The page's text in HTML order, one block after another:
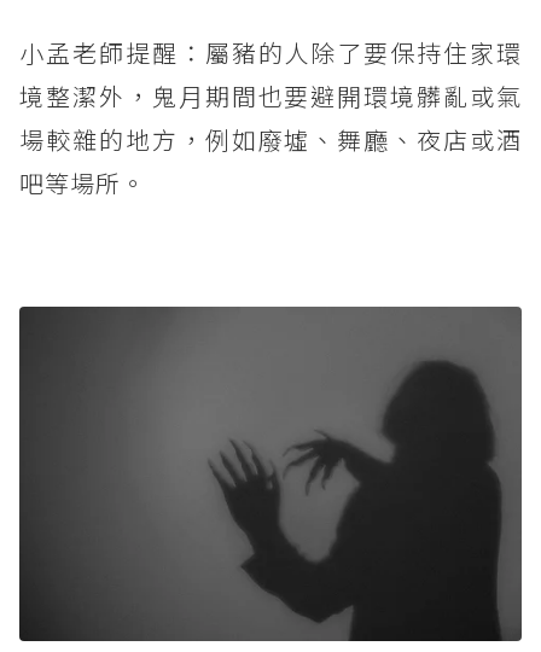
小孟老師提醒：屬豬的人除了要保持住家環
境整潔外，鬼月期間也要避開環境髒亂或氣
場較雜的地方，例如廢墟、舞廳、夜店或酒
吧等場所。